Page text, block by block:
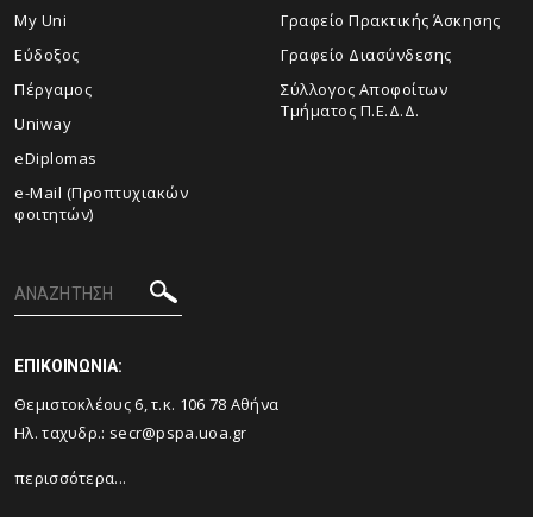
My Uni
Εύδοξος
Πέργαμος
Uniway
eDiplomas
e-Mail (Προπτυχιακών
φοιτητών)
Γραφείο Πρακτικής Άσκησης
Γραφείο Διασύνδεσης
Σύλλογος Αποφοίτων
Τμήματος Π.Ε.Δ.Δ.
ΕΠΙΚΟΙΝΩΝΙΑ:
Θεμιστοκλέους 6, τ.κ. 106 78 Αθήνα
Ηλ. ταχυδρ.: secr@pspa.uoa.gr
περισσότερα...